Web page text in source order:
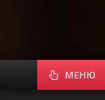
МЕНЮ